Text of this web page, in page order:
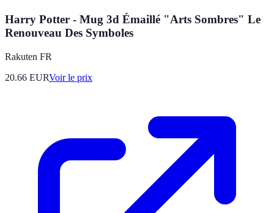
Harry Potter - Mug 3d Émaillé "Arts Sombres" Le
Renouveau Des Symboles
Rakuten FR
20.66 EURVoir le prix